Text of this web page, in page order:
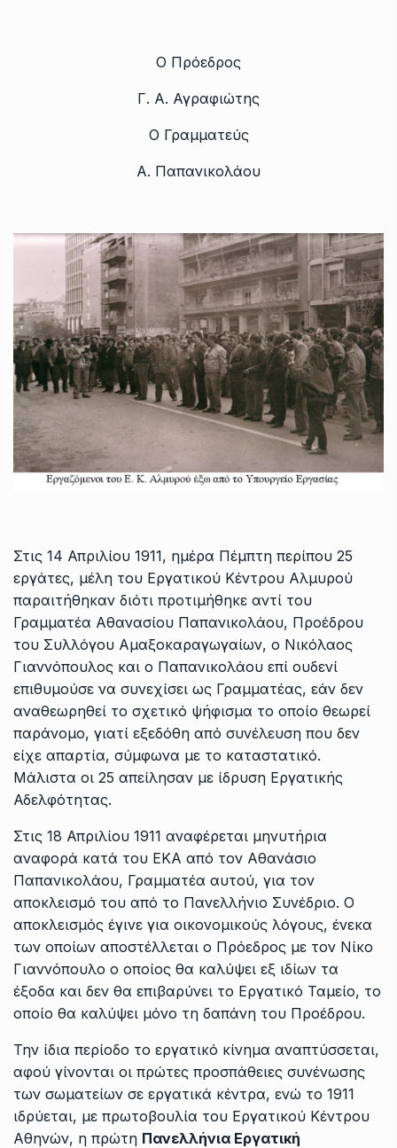
Ο Πρόεδρος
Γ. Α. Αγραφιώτης
Ο Γραμματεύς
Α. Παπανικολάου
Στις 14 Απριλίου 1911, ημέρα Πέμπτη περίπου 25
εργάτες, μέλη του Εργατικού Κέντρου Αλμυρού
παραιτήθηκαν διότι προτιμήθηκε αντί του
Γραμματέα Αθανασίου Παπανικολάου, Προέδρου
του Συλλόγου Αμαξοκαραγωγαίων, ο Νικόλαος
Γιαννόπουλος και ο Παπανικολάου επί ουδενί
επιθυμούσε να συνεχίσει ως Γραμματέας, εάν δεν
αναθεωρηθεί το σχετικό ψήφισμα το οποίο θεωρεί
παράνομο, γιατί εξεδόθη από συνέλευση που δεν
είχε απαρτία, σύμφωνα με το καταστατικό.
Μάλιστα οι 25 απείλησαν με ίδρυση Εργατικής
Αδελφότητας.
Στις 18 Απριλίου 1911 αναφέρεται μηνυτήρια
αναφορά κατά του ΕΚΑ από τον Αθανάσιο
Παπανικολάου, Γραμματέα αυτού, για τον
αποκλεισμό του από το Πανελλήνιο Συνέδριο. Ο
αποκλεισμός έγινε για οικονομικούς λόγους, ένεκα
των οποίων αποστέλλεται ο Πρόεδρος με τον Νίκο
Γιαννόπουλο ο οποίος θα καλύψει εξ ιδίων τα
έξοδα και δεν θα επιβαρύνει το Εργατικό Ταμείο, το
οποίο θα καλύψει μόνο τη δαπάνη του Προέδρου.
Την ίδια περίοδο το εργατικό κίνημα αναπτύσσεται,
αφού γίνονται οι πρώτες προσπάθειες συνένωσης
των σωματείων σε εργατικά κέντρα, ενώ το 1911
ιδρύεται, με πρωτοβουλία του Εργατικού Κέντρου
Αθηνών, η πρώτη Πανελλήνια Εργατική